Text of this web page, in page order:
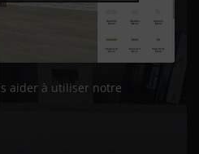
aider à utiliser notre